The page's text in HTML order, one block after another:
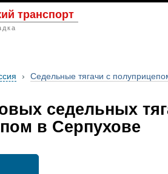
транспорт
› Седельные тягачи с
седельных
в Серпухове